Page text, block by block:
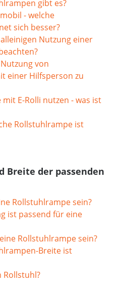
gibt es?
- welche
sich besser?
Nutzung einer
von
einer Hilfsperson zu
E-Rolli nutzen - was ist
Rollstuhlrampe ist
Breite der passenden
Rollstuhlrampe sein?
ist passend für eine
Rollstuhlrampe sein?
Breite ist
Rollstuhl?